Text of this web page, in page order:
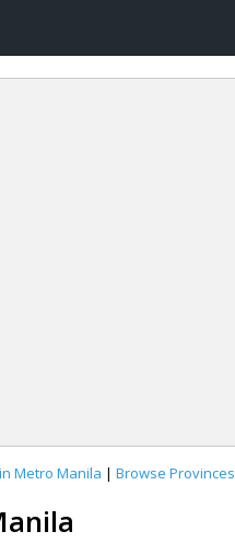
Metro Manila | Browse Provinces